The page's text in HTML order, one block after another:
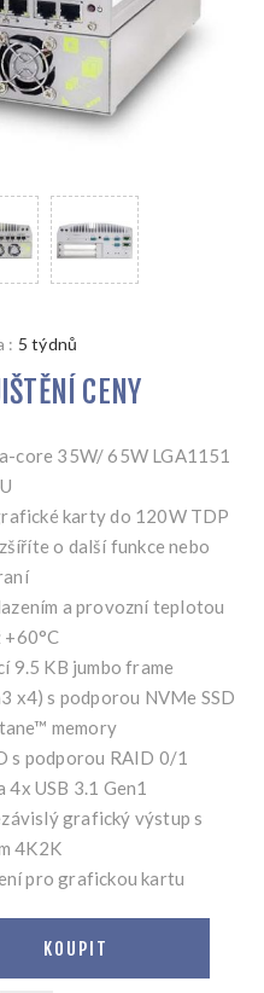
: 5 týdnů
CENY
core 35W/ 65W LGA1151
karty do 120W TDP
o další funkce nebo
a provozní teplotou
+60°C
9.5 KB jumbo frame
x4) s podporou NVMe SSD
memory
s podporou RAID 0/1
4x USB 3.1 Gen1
grafický výstup s
4K2K
pro grafickou kartu
KOUPIT